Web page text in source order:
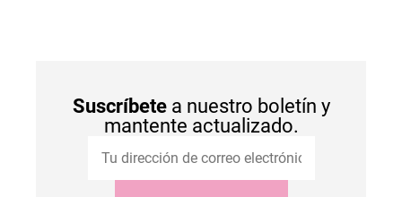
Suscríbetea nuestro boletín y
mantente actualizado.